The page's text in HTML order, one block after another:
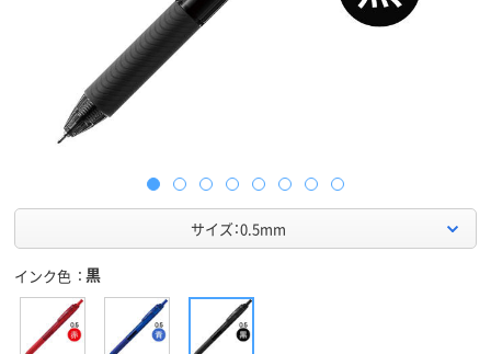
サイズ：0.5mm
インク色 黒